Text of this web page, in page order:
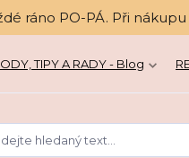
ráno PO-PÁ. Při
TIPY A RADY - Blog